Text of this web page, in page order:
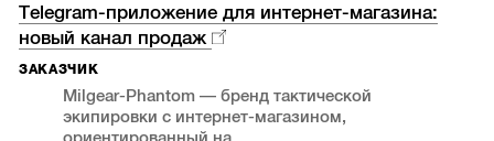
Telegram-приложение для интернет-магазина:
новый канал продаж
ЗАКАЗЧИК
Milgear-Phantom — бренд тактической
экипировки с интернет-магазином,
ориентированный на